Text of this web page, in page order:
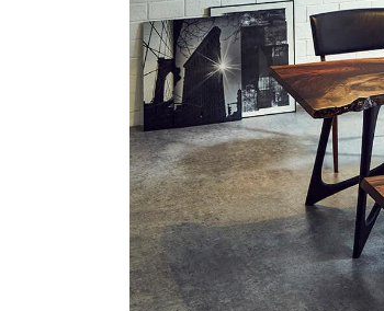
樹種紹介
コーディネート集
メンテナンス方法